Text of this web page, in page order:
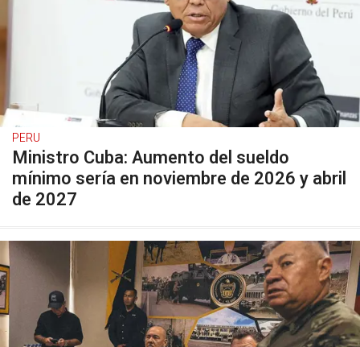
PERU
Ministro Cuba: Aumento del sueldo
mínimo sería en noviembre de 2026 y abril
de 2027